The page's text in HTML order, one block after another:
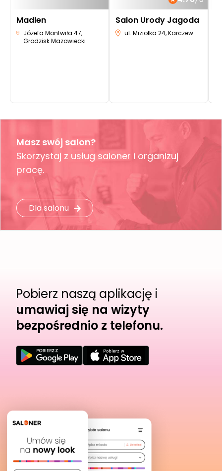
Madlen
Józefa Montwiła 47,
Grodzisk Mazowiecki
Salon Urody Jagoda
ul. Miziołka 24, Karczew
Masz swój salon?
Skorzystaj z usług saloner i organizuj
pracę.
Dla salonu
Pobierz naszą aplikację i
umawiaj się na wizyty
bezpośrednio z telefonu.